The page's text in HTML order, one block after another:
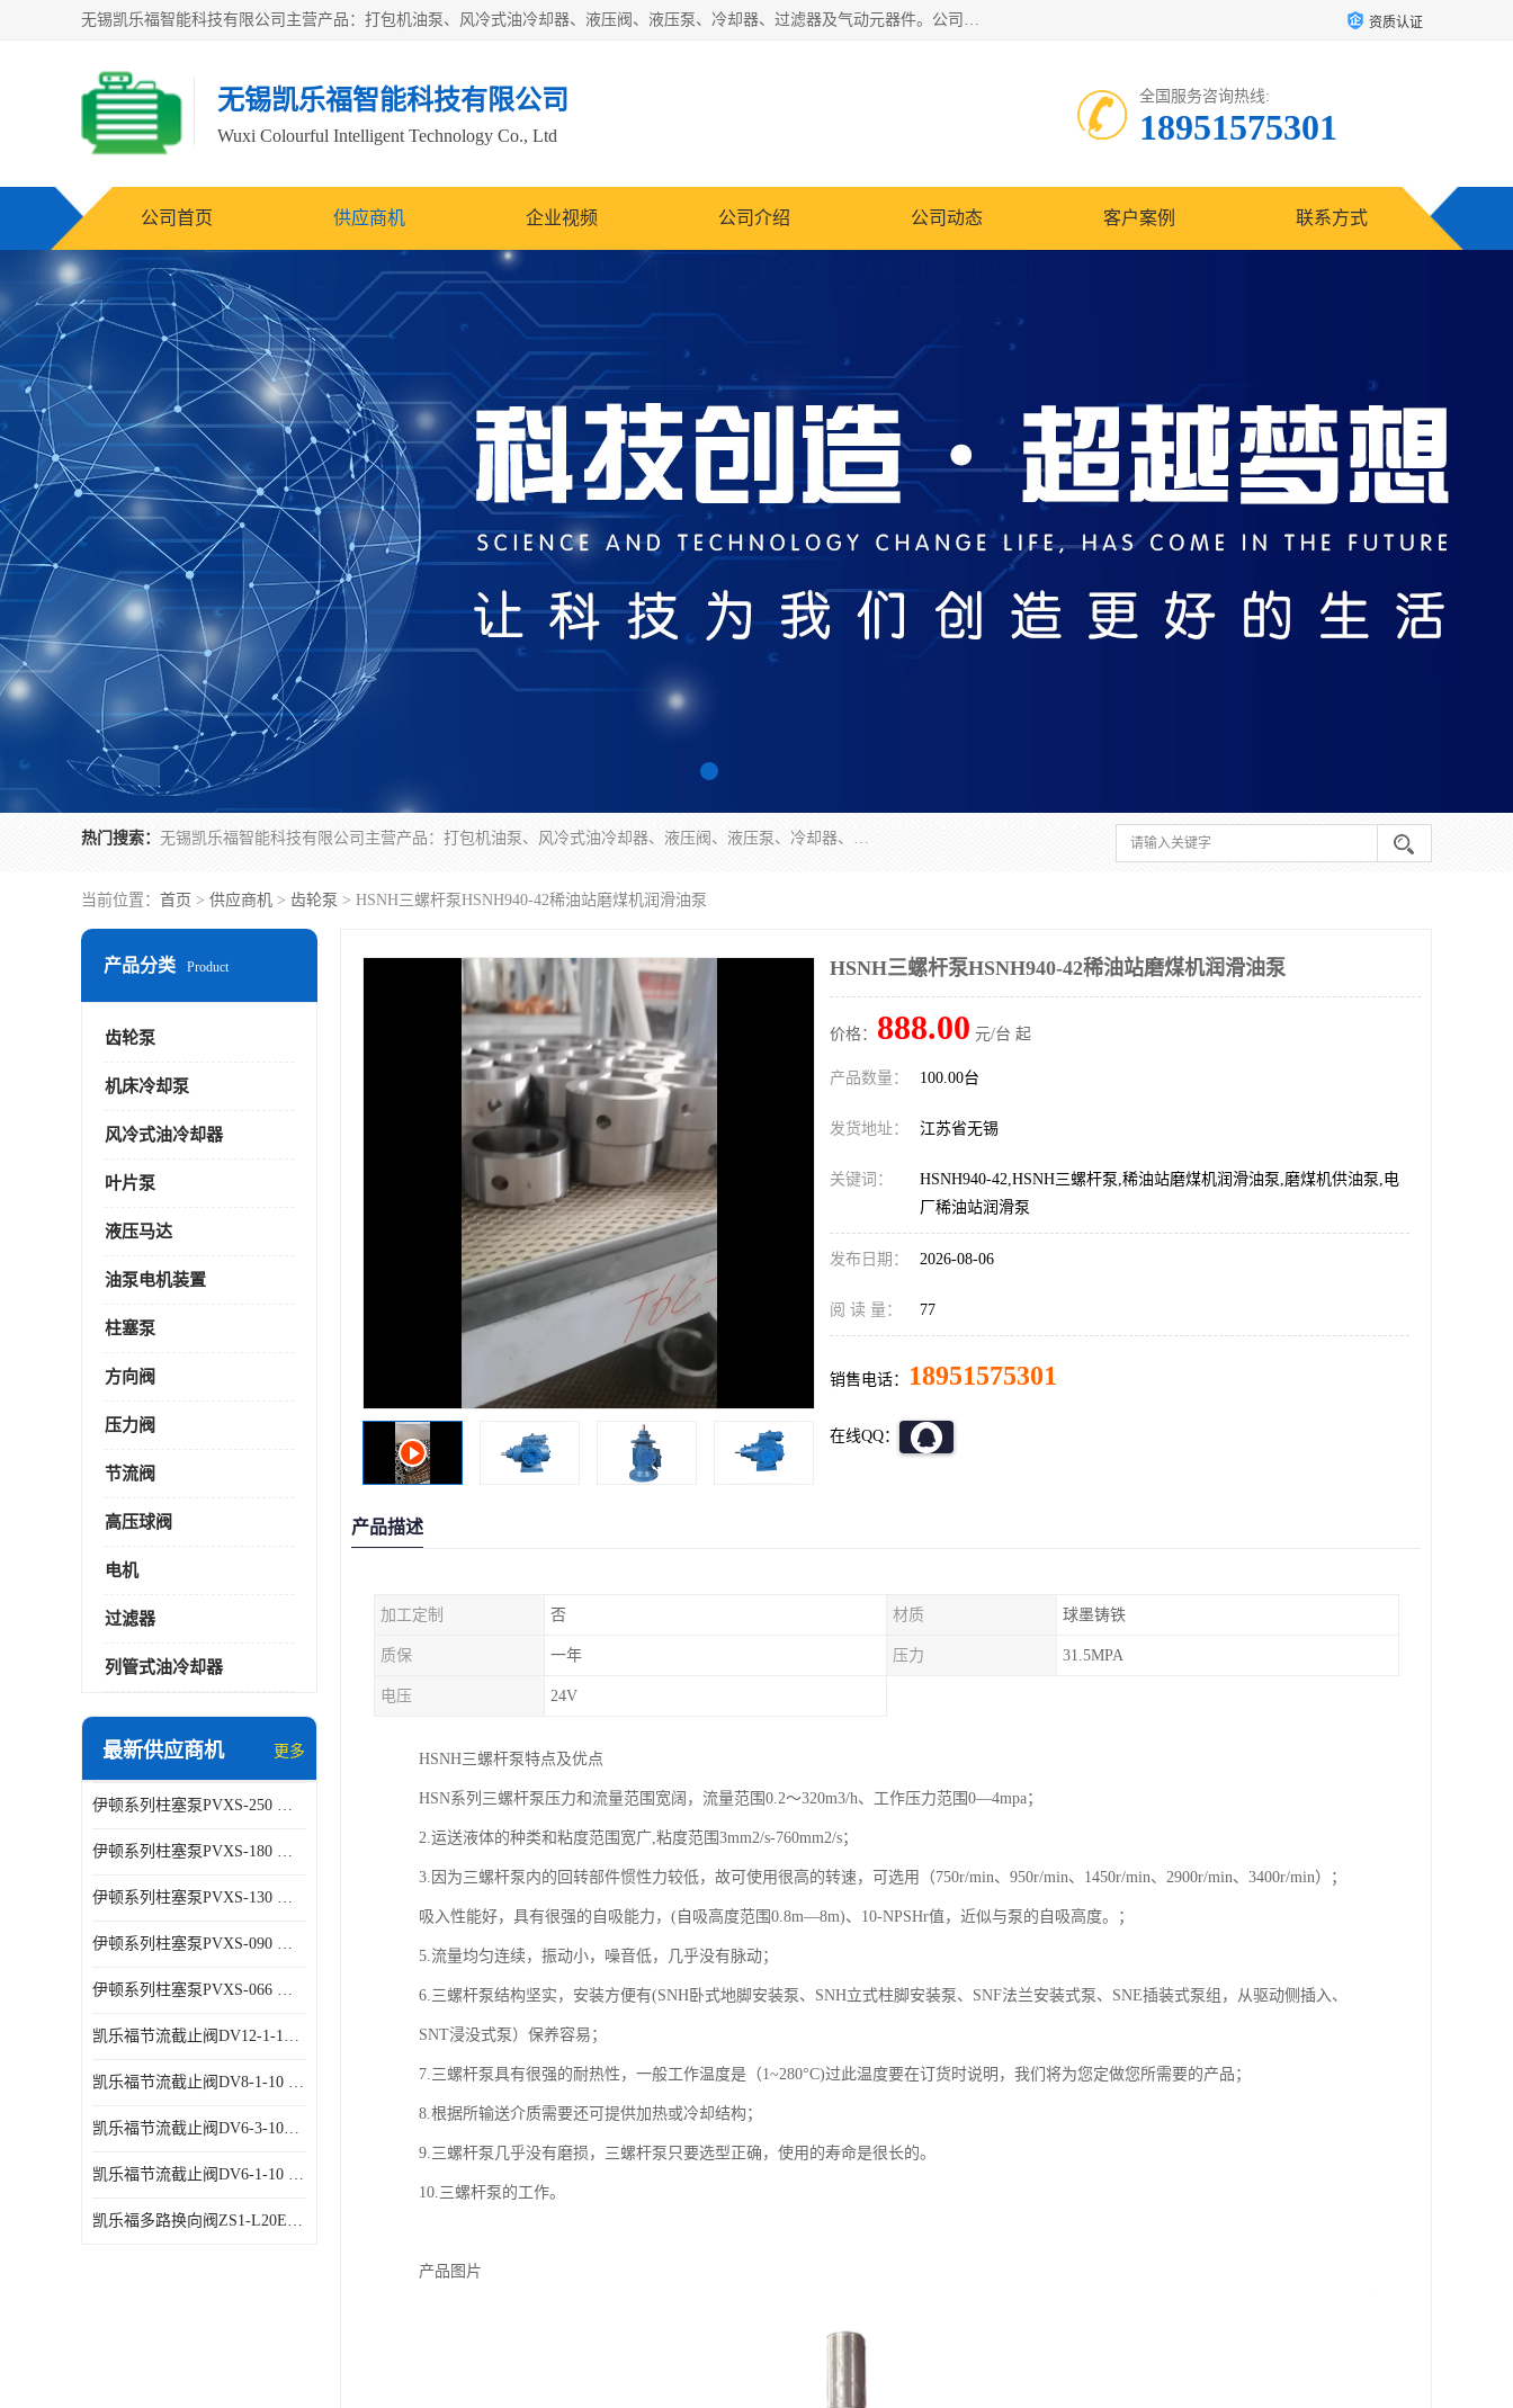
无锡凯乐福智能科技有限公司主营产品：打包机油泵、风冷式油冷却器、液压阀、液压泵、冷却器、过滤器及气动元器件。公司主导生产齿轮泵、齿轮马达、液压阀等产品。共计100多个系列、3000余种规格。覆盖了液压系统的动力元件、控制元件和执行元件，具备较强的成套供货、服务能力。 资质认证
无锡凯乐福智能科技有限公司
Wuxi Colourful Intelligent Technology Co., Ltd
全国服务咨询热线:
18951575301
公司首页 供应商机 企业视频 公司介绍 公司动态 客户案例 联系方式
热门搜索： 无锡凯乐福智能科技有限公司主营产品：打包机油泵、风冷式油冷却器、液压阀、液压泵、冷却器、过滤器及气动元器件。公司主导生产齿轮泵、齿轮马达、液压阀等产品。共计100多个系列、3000余种规格。覆盖了液压系统的动力元件、控制元件和执行元件，具备较强的成套供货、服务能力。
当前位置： 首页 > 供应商机 > 齿轮泵 > HSNH三螺杆泵HSNH940-42稀油站磨煤机润滑油泵
产品分类 Product
齿轮泵
机床冷却泵
风冷式油冷却器
叶片泵
液压马达
油泵电机装置
柱塞泵
方向阀
压力阀
节流阀
高压球阀
电机
过滤器
列管式油冷却器
最新供应商机 更多
伊顿系列柱塞泵PVXS-250 钢铁厂液压系统增压油泵
伊顿系列柱塞泵PVXS-180 钢铁厂液压系统增压油泵
伊顿系列柱塞泵PVXS-130 钢铁厂液压系统增压油泵
伊顿系列柱塞泵PVXS-090 钢铁厂液压系统增压油泵
伊顿系列柱塞泵PVXS-066 钢铁厂液压系统增压油泵
凯乐福节流截止阀DV12-1-10 液压站节流阀
凯乐福节流截止阀DV8-1-10 液压站节流阀
凯乐福节流截止阀DV6-3-10液压站节流阀
凯乐福节流截止阀DV6-1-10 液压站节流阀
凯乐福多路换向阀ZS1-L20E-OT多路阀厂家
HSNH三螺杆泵HSNH940-42稀油站磨煤机润滑油泵
价格： 888.00 元/台 起
产品数量： 100.00台
发货地址： 江苏省无锡
关键词：
HSNH940-42,HSNH三螺杆泵,稀油站磨煤机润滑油泵,磨煤机供油泵,电
厂稀油站润滑泵
发布日期： 2026-08-06
阅 读 量： 77
销售电话： 18951575301
在线QQ：
产品描述
加工定制 否 材质 球墨铸铁
质保 一年 压力 31.5MPA
电压 24V
HSNH三螺杆泵特点及优点
HSN系列三螺杆泵压力和流量范围宽阔，流量范围0.2～320m3/h、工作压力范围0—4mpa；
2.运送液体的种类和粘度范围宽广,粘度范围3mm2/s-760mm2/s；
3.因为三螺杆泵内的回转部件惯性力较低，故可使用很高的转速，可选用（750r/min、950r/min、1450r/min、2900r/min、3400r/min）；
吸入性能好，具有很强的自吸能力，(自吸高度范围0.8m—8m)、10-NPSHr值，近似与泵的自吸高度。；
5.流量均匀连续，振动小，噪音低，几乎没有脉动；
6.三螺杆泵结构坚实，安装方便有(SNH卧式地脚安装泵、SNH立式柱脚安装泵、SNF法兰安装式泵、SNE插装式泵组，从驱动侧插入、
SNT浸没式泵）保养容易；
7.三螺杆泵具有很强的耐热性，一般工作温度是（1~280°C)过此温度要在订货时说明，我们将为您定做您所需要的产品；
8.根据所输送介质需要还可提供加热或冷却结构；
9.三螺杆泵几乎没有磨损，三螺杆泵只要选型正确，使用的寿命是很长的。
10.三螺杆泵的工作。
产品图片